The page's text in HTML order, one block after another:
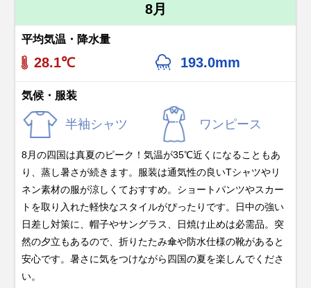
8月
平均気温・降水量
28.1℃ 193.0mm
気候・服装
半袖シャツ ワンピース
8月の四国は真夏のピーク！気温が35℃近くになることもあ
り、蒸し暑さが続きます。服装は通気性の良いTシャツやリ
ネン素材の服が涼しくておすすめ。ショートパンツやスカー
トを取り入れた軽快なスタイルがぴったりです。日中の強い
日差し対策に、帽子やサングラス、日焼け止めは必需品。突
然の夕立もあるので、折りたたみ傘や防水仕様の靴があると
安心です。暑さに気をつけながら四国の夏を楽しんでくださ
い。